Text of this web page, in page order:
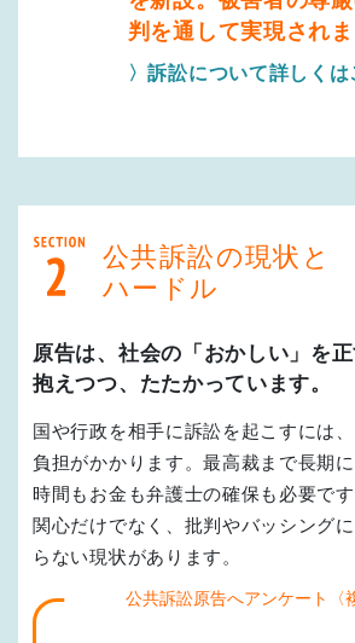
判を通して実現されま
〉訴訟について詳しくは
公共訴訟の現状と
ハードル
原告は、社会の「おかしい」を
抱えつつ、たたかっています。
国や行政を相手に訴訟を起こすには
負担がかかります。最高裁まで長期に
時間もお金も弁護士の確保も必要で
関心だけでなく、批判やバッシング
らない現状があります。
公共訴訟原告へアンケート〈